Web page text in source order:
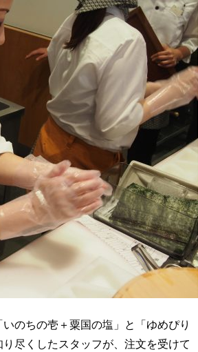
のちの壱＋粟国の塩」と「ゆめぴり
尽くしたスタッフが、注文を受けて